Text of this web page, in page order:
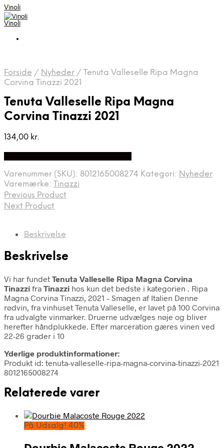
Vinoli
Vinoli
Forside / Nyheder / Tenuta Valleselle Ripa Magna
Corvina Tinazzi 2021
Tenuta Valleselle Ripa Magna
Corvina Tinazzi 2021
134,00 kr.
Varenummer (SKU): 8012165008274 Kategori: Nyheder
Varemærke: Tinazzi
Previous Product
Next Product
Beskrivelse
Beskrivelse
Vi har fundet Tenuta Valleselle Ripa Magna Corvina
Tinazzi fra Tinazzi hos kun det bedste i kategorien . Ripa
Magna Corvina Tinazzi, 2021 – Smagen af Italien Denne
rødvin, fra vinhuset Tenuta Valleselle, er lavet på 100 Corvina
fra udvalgte vinmarker. Druerne udvælges nøje og bliver
herefter håndplukkede. Efter marceration gæres vinen ved
22-26 grader i 10
Yderlige produktinformationer:
Produkt id: tenuta-valleselle-ripa-magna-corvina-tinazzi-2021
8012165008274
Relaterede varer
På Udsalg! 40%